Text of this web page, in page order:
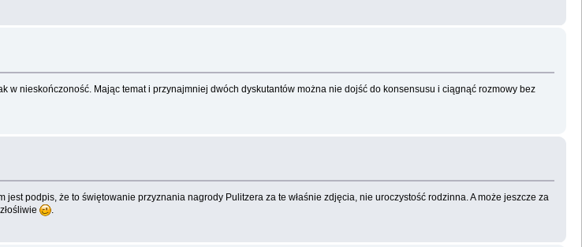
nieskończoność. Mając temat i przynajmniej dwóch dyskutantów można nie dojść do konsensusu i ciągnąć rozmowy bez
podpis, że to świętowanie przyznania nagrody Pulitzera za te właśnie zdjęcia, nie uroczystość rodzinna. A może jeszcze za
.